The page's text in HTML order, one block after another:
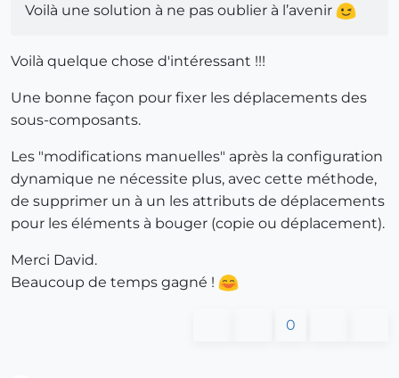
Voilà une solution à ne pas oublier à l’avenir
Voilà quelque chose d'intéressant !!!
Une bonne façon pour fixer les déplacements des
sous-composants.
Les "modifications manuelles" après la configuration
dynamique ne nécessite plus, avec cette méthode,
de supprimer un à un les attributs de déplacements
pour les éléments à bouger (copie ou déplacement).
Merci David.
Beaucoup de temps gagné !
0